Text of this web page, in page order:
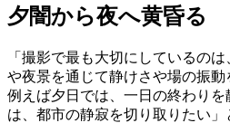
夕闇から夜へ黄昏る
「撮影で最も大切にしているの
や夜景を通じて静けさや場の振動
例えば夕日では、一日の終わり
は、都市の静寂を切り取りたい」